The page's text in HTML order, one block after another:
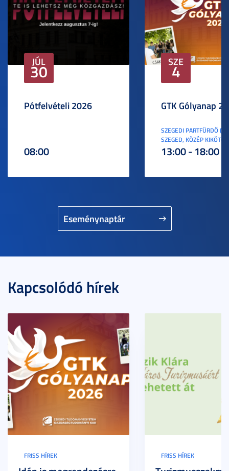
Eseménynaptár
JÚL
30
Pótfelvételi 2026
08:00
SZE
4
GTK Gólyanap
SZEGEDI PARTFÜRDŐ
SZEGED, KÖZÉP KIKÖTŐ
13:00 - 18:00
Kapcsolódó hírek
FRISS HÍREK FRISS HÍREK